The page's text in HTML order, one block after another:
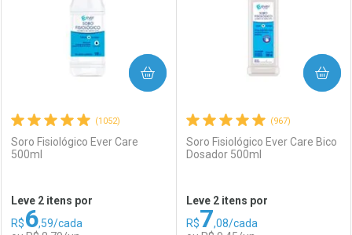
(1052)
Soro Fisiológico Ever Care
500ml
Leve 2 itens por
R$6,59/cada
COMPRAR
(967)
Soro Fisiológico Ever Care Bico
Dosador 500ml
Leve 2 itens por
R$7,08/cada
COMPRAR